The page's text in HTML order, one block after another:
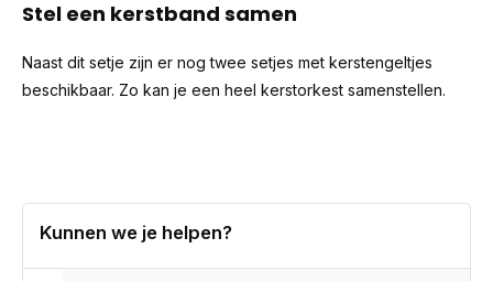
Stel een kerstband samen
Naast dit setje zijn er nog twee setjes met kerstengeltjes
beschikbaar. Zo kan je een heel kerstorkest samenstellen.
Kunnen we je helpen?